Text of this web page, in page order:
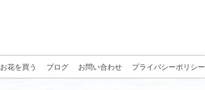
お花を買う ブログ お問い合わせ プライバシーポリシー